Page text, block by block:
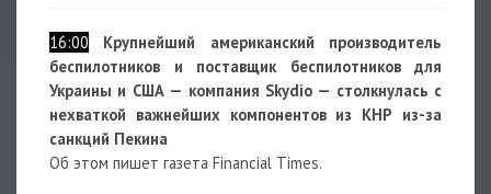
16:00
Крупнейший американский производитель
беспилотников и поставщик беспилотников для
Украины и США — компания Skydio — столкнулась с
нехваткой важнейших компонентов из КНР из-за
санкций Пекина
Об этом пишет газета Financial Times.